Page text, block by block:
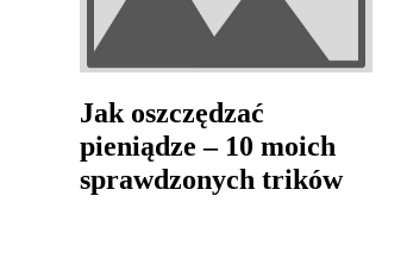
Jak oszczędzać
pieniądze – 10 moich
sprawdzonych trików